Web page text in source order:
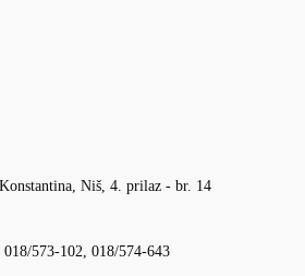
Niš, 4. prilaz - br. 14
018/573-102, 018/574-643